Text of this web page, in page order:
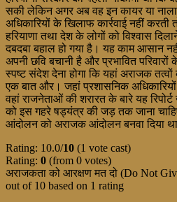
सकी लेकिन अगर अब वह इन कायर या
अधिकारियों के खिलाफ कार्रवाई नहीं करती
हरियाणा तथा देश के लोगों को विश्वास
दबदबा बहाल हो गया है। यह काम आसान
अपनी छवि बचानी है और प्रभावित
स्पष्ट संदेश देना होगा कि यहां अराजक तत्वों
एक बात और। जहां प्रशासनिक
वहां राजनेताओं की शरारत के बारे यह
को इस गहरे षड्यंत्र की जड़ तक जाना
आंदोलन को अराजक आंदोलन बनवा दिया
Rating: 10.0/10 (1 vote cast)
Rating: 0 (from 0 votes)
अराजकता को आरक्षण मत दो (Do Not
out of 10 based on 1 rating